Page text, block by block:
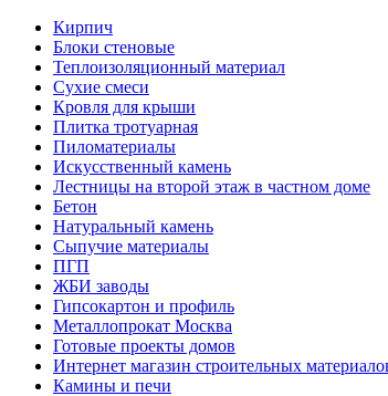
Кирпич
Блоки стеновые
Теплоизоляционный материал
Сухие смеси
Кровля для крыши
Плитка тротуарная
Пиломатериалы
Искусственный камень
Лестницы на второй этаж в частном доме
Бетон
Натуральный камень
Сыпучие материалы
ПГП
ЖБИ заводы
Гипсокартон и профиль
Металлопрокат Москва
Готовые проекты домов
Интернет магазин строительных
Камины и печи